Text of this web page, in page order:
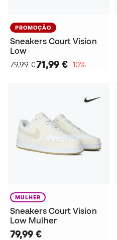
PROMOÇÃO
Sneakers Court Vision
Low
79,99 €71,99 €−10%
MULHER
Sneakers Court Vision
Low Mulher
79,99 €